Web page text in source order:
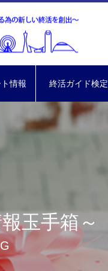
情報 終活ガイド検定
玉手箱～